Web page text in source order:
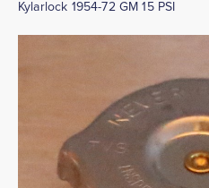
Kylarlock 1954-72 GM 15 PSI